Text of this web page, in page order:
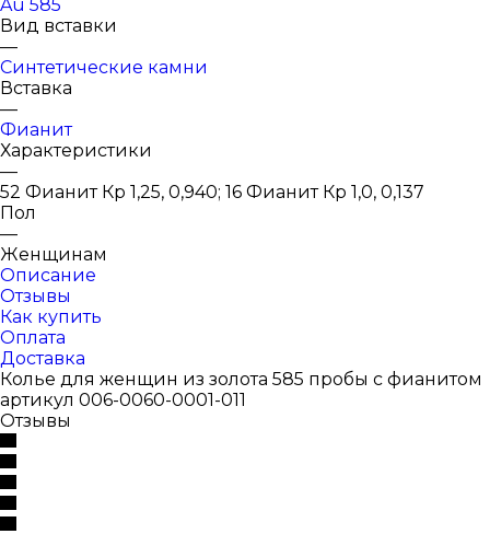
Au 585
Вид вставки
—
Синтетические камни
Вставка
—
Фианит
Характеристики
—
52 Фианит Кр 1,25, 0,940; 16 Фианит Кр 1,0, 0,137
Пол
—
Женщинам
Описание
Отзывы
Как купить
Оплата
Доставка
Колье для женщин из золота 585 пробы с фианитом
артикул 006-0060-0001-011
Отзывы